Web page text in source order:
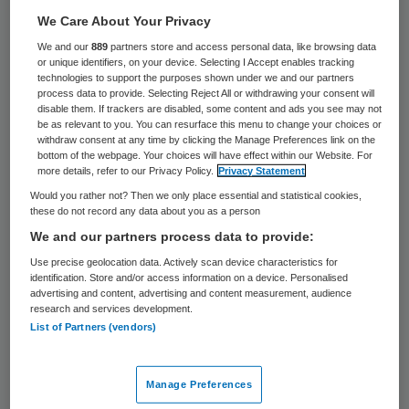
Fractieleider Gert-Jan Segers van de
ChristenUnie vindt het “onverstandig” om
haast te maken met het wetsvoorstel dat
stervenshulp moet bieden aan mensen die
vinden dat hun leven voltooid is. Tweede
Kamerlid Pia Dijkstra van D66 wil dat het
kabinet juist tempo maakt met het
onderzoek naar deze groep mensen zodat
zij snel haar initiatiefwet over voltooid leven
kan indienen.
nemen”, zei Segers in het tv-programma
Goedemorgen Nederland. Er bestaat
We Care About Your Privacy
We and our889 partners store and access personal data, like browsing data
or unique identifiers, on your device. Selecting I Accept enables tracking
technologies to support the purposes shown under we and our partners
process data to provide. Selecting Reject All or withdrawing your consent will
disable them. If trackers are disabled, some content and ads you see may not
be as relevant to you. You can resurface this menu to change your choices or
withdraw consent at any time by clicking the Manage Preferences link on the
bottom of the webpage. Your choices will have effect within our Website. For
more details, refer to our Privacy Policy.
Privacy Statement
Would you rather not? Then we only place essential and statistical cookies,
these do not record any data about you as a person
We and our partners process data to provide:
Use precise geolocation data. Actively scan device characteristics for
identification. Store and/or access information on a device. Personalised
advertising and content, advertising and content measurement, audience
research and services development.
List of Partners (vendors)
Manage Preferences